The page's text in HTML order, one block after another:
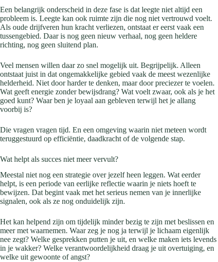
Een belangrijk onderscheid in deze fase is dat leegte niet altijd een
probleem is. Leegte kan ook ruimte zijn die nog niet vertrouwd voelt.
Als oude drijfveren hun kracht verliezen, ontstaat er eerst vaak een
tussengebied. Daar is nog geen nieuw verhaal, nog geen heldere
richting, nog geen sluitend plan.
Veel mensen willen daar zo snel mogelijk uit. Begrijpelijk. Alleen
ontstaat juist in dat ongemakkelijke gebied vaak de meest wezenlijke
helderheid. Niet door harder te denken, maar door preciezer te voelen.
Wat geeft energie zonder bewijsdrang? Wat voelt zwaar, ook als je het
goed kunt? Waar ben je loyaal aan gebleven terwijl het je allang
voorbij is?
Die vragen vragen tijd. En een omgeving waarin niet meteen wordt
teruggestuurd op efficiëntie, daadkracht of de volgende stap.
Wat helpt als succes niet meer vervult?
Meestal niet nog een strategie over jezelf heen leggen. Wat eerder
helpt, is een periode van eerlijke reflectie waarin je niets hoeft te
bewijzen. Dat begint vaak met het serieus nemen van je innerlijke
signalen, ook als ze nog onduidelijk zijn.
Het kan helpend zijn om tijdelijk minder bezig te zijn met beslissen en
meer met waarnemen. Waar zeg je nog ja terwijl je lichaam eigenlijk
nee zegt? Welke gesprekken putten je uit, en welke maken iets levends
in je wakker? Welke verantwoordelijkheid draag je uit overtuiging, en
welke uit gewoonte of angst?